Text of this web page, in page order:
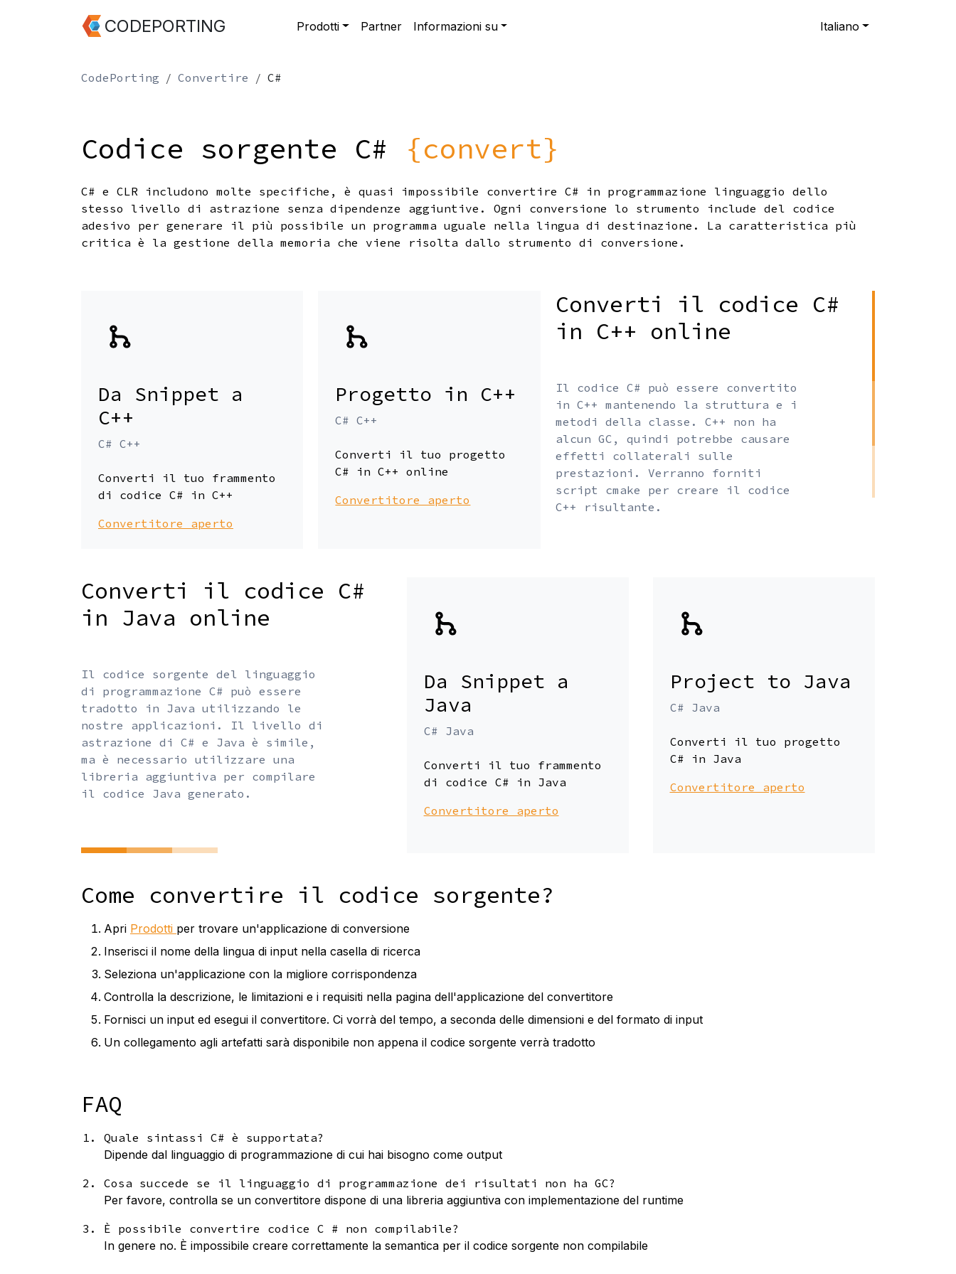
CODEPORTING Prodotti Partner Informazioni su Italiano
CodePorting Convertire C#
Codice sorgente C# {convert}
C# e CLR includono molte specifiche, è quasi impossibile convertire C# in programmazione linguaggio dello
stesso livello di astrazione senza dipendenze aggiuntive. Ogni conversione lo strumento include del codice
adesivo per generare il più possibile un programma uguale nella lingua di destinazione. La caratteristica più
critica è la gestione della memoria che viene risolta dallo strumento di conversione.
Da Snippet a
C++
C# C++
Converti il tuo frammento
di codice C# in C++
Convertitore aperto
Progetto in C++
C# C++
Converti il tuo progetto
C# in C++ online
Convertitore aperto
Converti il codice C#
in C++ online
Il codice C# può essere convertito
in C++ mantenendo la struttura e i
metodi della classe. C++ non ha
alcun GC, quindi potrebbe causare
effetti collaterali sulle
prestazioni. Verranno forniti
script cmake per creare il codice
C++ risultante.
Converti il codice C#
in Java online
Il codice sorgente del linguaggio
di programmazione C# può essere
tradotto in Java utilizzando le
nostre applicazioni. Il livello di
astrazione di C# e Java è simile,
ma è necessario utilizzare una
libreria aggiuntiva per compilare
il codice Java generato.
Da Snippet a
Java
C# Java
Converti il tuo frammento
di codice C# in Java
Convertitore aperto
Project to Java
C# Java
Converti il tuo progetto
C# in Java
Convertitore aperto
Come convertire il codice sorgente?
Apri Prodotti per trovare un'applicazione di conversione
Inserisci il nome della lingua di input nella casella di ricerca
Seleziona un'applicazione con la migliore corrispondenza
Controlla la descrizione, le limitazioni e i requisiti nella pagina dell'applicazione del convertitore
Fornisci un input ed esegui il convertitore. Ci vorrà del tempo, a seconda delle dimensioni e del formato di input
Un collegamento agli artefatti sarà disponibile non appena il codice sorgente verrà tradotto
FAQ
Quale sintassi C# è supportata?
Dipende dal linguaggio di programmazione di cui hai bisogno come output
Cosa succede se il linguaggio di programmazione dei risultati non ha GC?
Per favore, controlla se un convertitore dispone di una libreria aggiuntiva con implementazione del runtime
È possibile convertire codice C # non compilabile?
In genere no. È impossibile creare correttamente la semantica per il codice sorgente non compilabile